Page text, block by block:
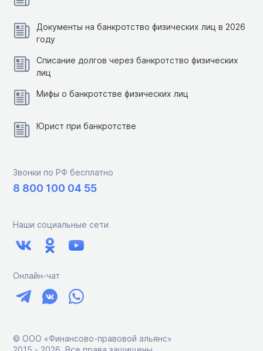
Документы на банкротство физических лиц в 2026
году
Списание долгов через банкротство физических
лиц
Мифы о банкротстве физических лиц
Юрист при банкротстве
Звонки по РФ бесплатно
8 800 100 04 55
Наши социальные сети
Онлайн-чат
© ООО «Финансово-правовой альянс»